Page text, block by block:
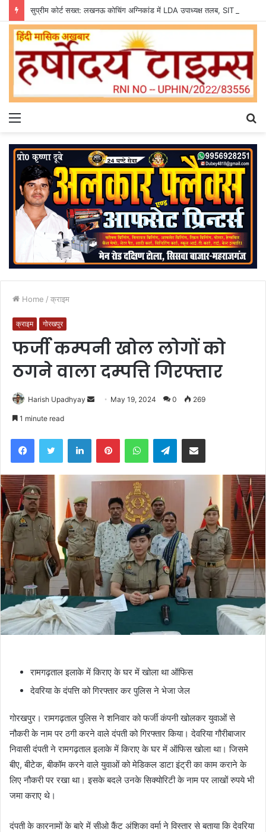
Menu
Home / क्राइम
क्राइम गोरखपुर
फर्जी कम्पनी खोल लोगों को
ठगने वाला दम्पत्ति गिरफ्तार
Harish Upadhyay
Send May 19, 2024 0 269
1 minute read
FacebookTwitter LinkedInPinterestWhatsAppTelegramShare via Email
रामगढ़ताल इलाके में किराए के घर में खोला था ऑफिस
देवरिया के दंपत्ति को गिरफ्तार कर पुलिस ने भेजा जेल
गोरखपुर। रामगढ़ताल पुलिस ने शनिवार को फर्जी कंपनी खोलकर युवाओं से
नौकरी के नाम पर ठगी करने वाले दंपती को गिरफ्तार किया। देवरिया गौरीबाजार
निवासी दंपती ने रामगढ़ताल इलाके में किराए के घर में ऑफिस खोला था। जिसमे
बीए, बीटेक, बीकॉम करने वाले युवाओं को मेडिकल डाटा इंट्री का काम कराने के
लिए नौकरी पर रखा था। इसके बदले उनके सिक्योरिटी के नाम पर लाखों रुपये भी
जमा कराए थे।
दंपती के कारनामों के बारे में सीओ कैंट अंशिका वर्मा ने विस्तार से बताया कि देवरिया